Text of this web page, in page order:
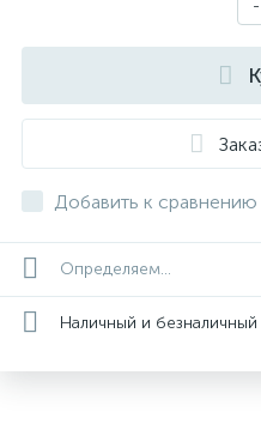
-
Добавить к сравнению
Определяем...
Наличный и